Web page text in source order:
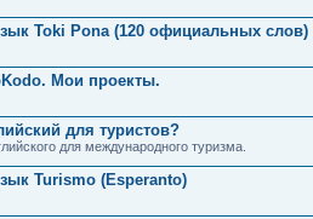
Toki Pona (120 официальных слов)
Мои проекты.
для туристов?
для международного туризма.
Turismo (Esperanto)